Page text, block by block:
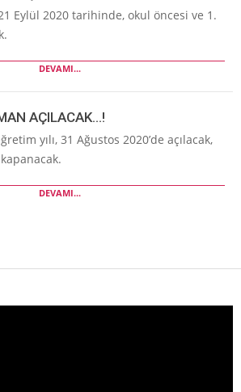
Eylül 2020 tarihinde, okul öncesi ve 1.
DEVAMI...
AÇILACAK…!
yılı, 31 Ağustos 2020’de açılacak,
DEVAMI...